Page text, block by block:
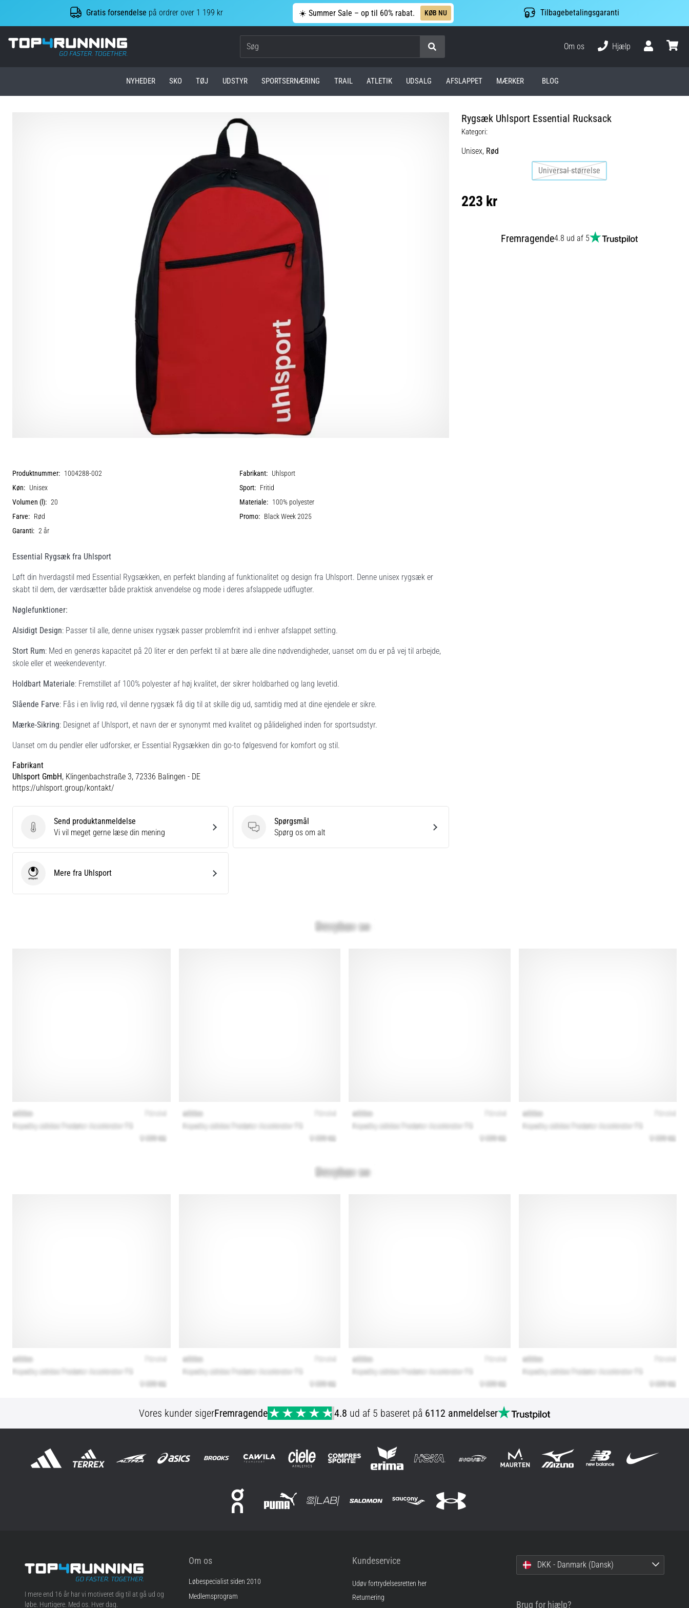
Gratis forsendelse på ordrer over 1 199 kr ☀️ Summer Sale – op til 60% rabat. KØB NU Tilbagebetalingsgaranti
Top4Running.dk
Om os
Hjælp
NYHEDER SKO TØJ UDSTYR SPORTSERNÆRING TRAIL ATLETIK UDSALG AFSLAPPET MÆRKER BLOG
Rygsæk Uhlsport Essential Rucksack
Kategori:
Unisex, Rød
Universal størrelse
223 kr
Fremragende4.8 ud af 5
Produktnummer: 1004288-002 Fabrikant: Uhlsport
Køn: Unisex Sport: Fritid
Volumen (l): 20 Materiale: 100% polyester
Farve: Rød Promo: Black Week 2025
Garanti: 2 år
Essential Rygsæk fra Uhlsport
Løft din hverdagstil med Essential Rygsækken, en perfekt blanding af funktionalitet og design fra Uhlsport. Denne unisex rygsæk er
skabt til dem, der værdsætter både praktisk anvendelse og mode i deres afslappede udflugter.
Nøglefunktioner:
Alsidigt Design: Passer til alle, denne unisex rygsæk passer problemfrit ind i enhver afslappet setting.
Stort Rum: Med en generøs kapacitet på 20 liter er den perfekt til at bære alle dine nødvendigheder, uanset om du er på vej til arbejde,
skole eller et weekendeventyr.
Holdbart Materiale: Fremstillet af 100% polyester af høj kvalitet, der sikrer holdbarhed og lang levetid.
Slående Farve: Fås i en livlig rød, vil denne rygsæk få dig til at skille dig ud, samtidig med at dine ejendele er sikre.
Mærke-Sikring: Designet af Uhlsport, et navn der er synonymt med kvalitet og pålidelighed inden for sportsudstyr.
Uanset om du pendler eller udforsker, er Essential Rygsækken din go-to følgesvend for komfort og stil.
Fabrikant
Uhlsport GmbH, Klingenbachstraße 3, 72336 Balingen - DE
https://uhlsport.group/kontakt/
Send produktanmeldelse
Send produktanmeldelse
Vi vil meget gerne læse din mening
Spørgsmål
Spørgsmål
Spørg os om alt
UhlsportMere fra Uhlsport
Vores kunder sigerFremragende 4.8 ud af 5 baseret på 6112 anmeldelser
Top4Running.dk
I mere end 16 år har vi motiveret dig til at gå ud og
løbe. Hurtigere. Med os. Hver dag.
Om os
Løbespecialist siden 2010
Medlemsprogram
Kundeservice
Udøv fortrydelsesretten her
Returnering
DKK - Danmark (Dansk)
Brug for hjælp?